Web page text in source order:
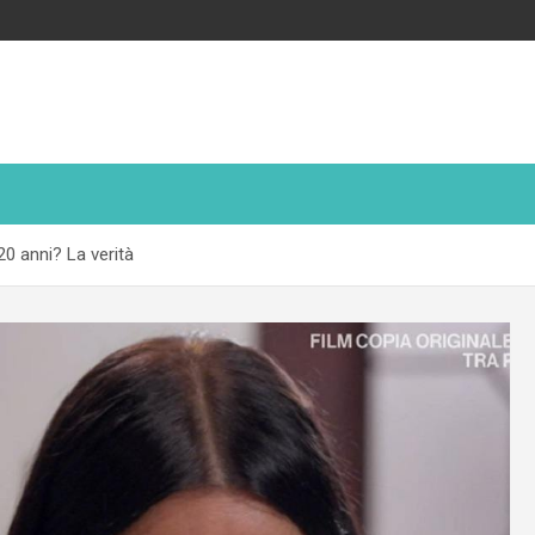
anni? La verità